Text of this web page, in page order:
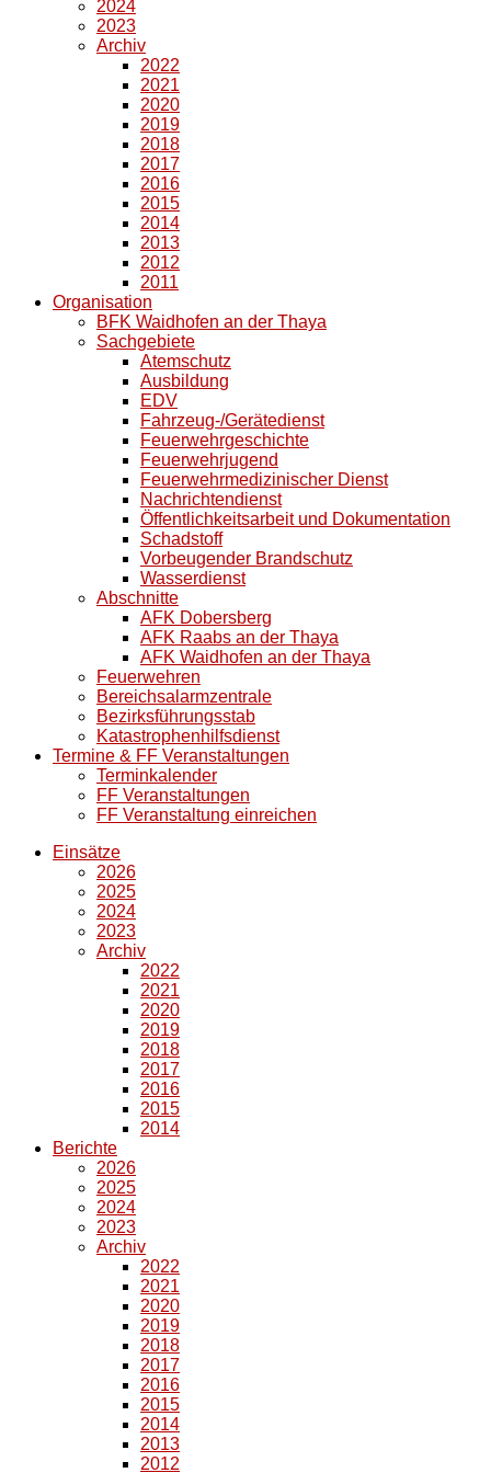
2024
2023
Archiv
2022
2021
2020
2019
2018
2017
2016
2015
2014
2013
2012
2011
Organisation
BFK Waidhofen an der Thaya
Sachgebiete
Atemschutz
Ausbildung
EDV
Fahrzeug-/Gerätedienst
Feuerwehrgeschichte
Feuerwehrjugend
Feuerwehrmedizinischer Dienst
Nachrichtendienst
Öffentlichkeitsarbeit und Dokumentation
Schadstoff
Vorbeugender Brandschutz
Wasserdienst
Abschnitte
AFK Dobersberg
AFK Raabs an der Thaya
AFK Waidhofen an der Thaya
Feuerwehren
Bereichsalarmzentrale
Bezirksführungsstab
Katastrophenhilfsdienst
Termine & FF Veranstaltungen
Terminkalender
FF Veranstaltungen
FF Veranstaltung einreichen
Einsätze
2026
2025
2024
2023
Archiv
2022
2021
2020
2019
2018
2017
2016
2015
2014
Berichte
2026
2025
2024
2023
Archiv
2022
2021
2020
2019
2018
2017
2016
2015
2014
2013
2012